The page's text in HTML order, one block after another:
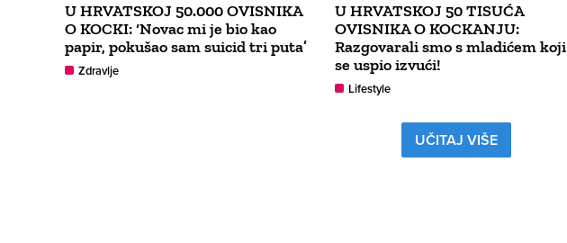
U HRVATSKOJ 50.000 OVISNIKA
O KOCKI: ‘Novac mi je bio kao
papir, pokušao sam suicid tri puta’
Zdravlje
U HRVATSKOJ 50 TISUĆA
OVISNIKA O KOCKANJU:
Razgovarali smo s mladićem koji
se uspio izvući!
Lifestyle
UČITAJ VIŠE